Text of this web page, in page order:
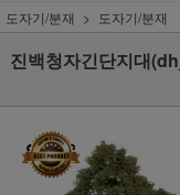
도자기/분재 도자기/분재
진백청자긴단지대